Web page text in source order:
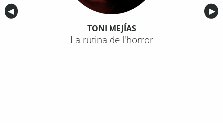
Anterior
◀︎ ▶︎
TONI MEJÍAS
La rutina de l'horror